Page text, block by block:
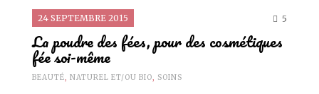
24 SEPTEMBRE 2015 5
La poudre des fées, pour des cosmétiques
fée soi-même
BEAUTÉ, NATUREL ET/OU BIO, SOINS